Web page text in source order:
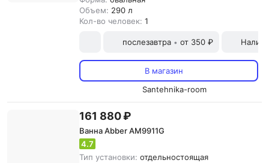
Объем: 290 л
Кол-во человек: 1
послезавтра • от 350 ₽
В магазин
Santehnika-room
161 880 ₽
Ванна Abber AM9911G
4.7
Тип установки: отдельностоящая